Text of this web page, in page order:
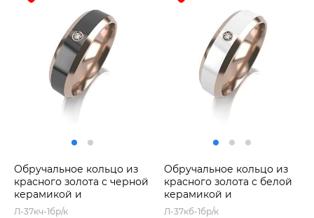
Обручальное кольцо из
красного золота с черной
керамикой и
бриллиантом
Л-37кч-1бр/к
Обручальное кольцо из
красного золота с белой
керамикой и
бриллиантом
Л-37кб-1бр/к